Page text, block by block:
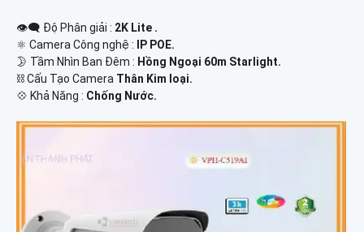
👁️‍🗨 Độ Phân giải : 2K Lite .
⚛️ Camera Công nghệ :
IP POE.
🌛 Tầm Nhìn Ban Đêm : Hồng Ngoại 60m Starlight.
⛓ Cấu Tạo Camera Thân Kim loại.
️💠 Khả Năng : Chống Nước.